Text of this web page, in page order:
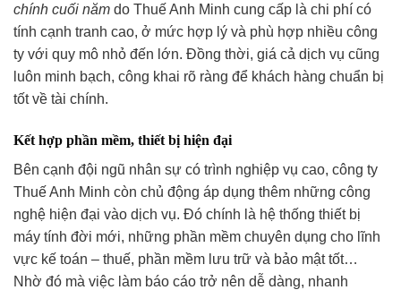
chính cuối năm do Thuế Anh Minh cung cấp là chi phí có
tính cạnh tranh cao, ở mức hợp lý và phù hợp nhiều công
ty với quy mô nhỏ đến lớn. Đồng thời, giá cả dịch vụ cũng
luôn minh bạch, công khai rõ ràng để khách hàng chuẩn bị
tốt về tài chính.
Kết hợp phần mềm, thiết bị hiện đại
Bên cạnh đội ngũ nhân sự có trình nghiệp vụ cao, công ty
Thuế Anh Minh còn chủ động áp dụng thêm những công
nghệ hiện đại vào dịch vụ. Đó chính là hệ thống thiết bị
máy tính đời mới, những phần mềm chuyên dụng cho lĩnh
vực kế toán – thuế, phần mềm lưu trữ và bảo mật tốt…
Nhờ đó mà việc làm báo cáo trở nên dễ dàng, nhanh